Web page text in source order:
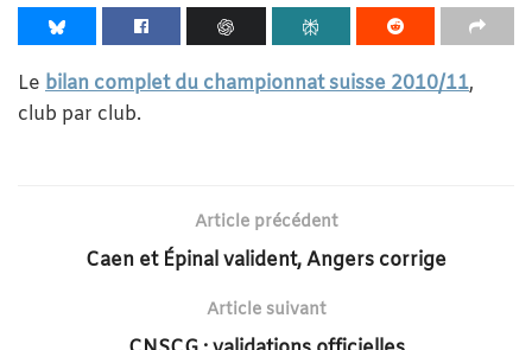
Le bilan complet du championnat suisse 2010/11,
club par club.
Article précédent
Caen et Épinal valident, Angers corrige
Article suivant